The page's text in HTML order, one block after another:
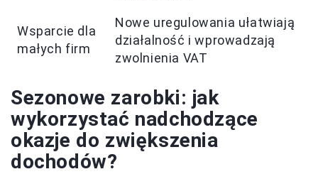
Wsparcie dla
małych firm
Nowe uregulowania ułatwiają
działalność i wprowadzają
zwolnienia VAT
Sezonowe zarobki: jak
wykorzystać nadchodzące
okazje do zwiększenia
dochodów?